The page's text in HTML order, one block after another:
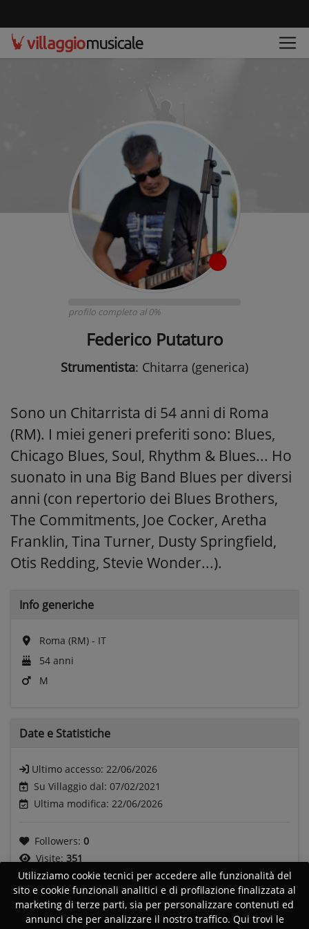
profilo completo al 0%
Federico Putaturo
Strumentista: Chitarra (generica)
Sono un Chitarrista di 54 anni di Roma
(RM). I miei generi preferiti sono: Blues,
Chicago Blues, Soul, Rhythm & Blues... Ho
suonato in una Big Band Blues per diversi
anni (con repertorio dei Blues Brothers,
The Commitments, Joe Cocker, Aretha
Franklin, Tina Turner, Dusty Springfield,
Otis Redding, Stevie Wonder...).
Info generiche
Roma (RM) - IT
54 anni
M
Date e Statistiche
Ultimo accesso: 22/06/2026
Su Villaggio dal: 07/02/2021
Ultima modifica: 22/06/2026
Followers: 0
Visite: 351
Generi
Utilizziamo cookie tecnici per accedere alle funzionalità del
sito e cookie funzionali analitici e di profilazione finalizzata al
marketing di terze parti, sia per personalizzare contenuti ed
annunci che per analizzare il nostro traffico. Qui trovi le